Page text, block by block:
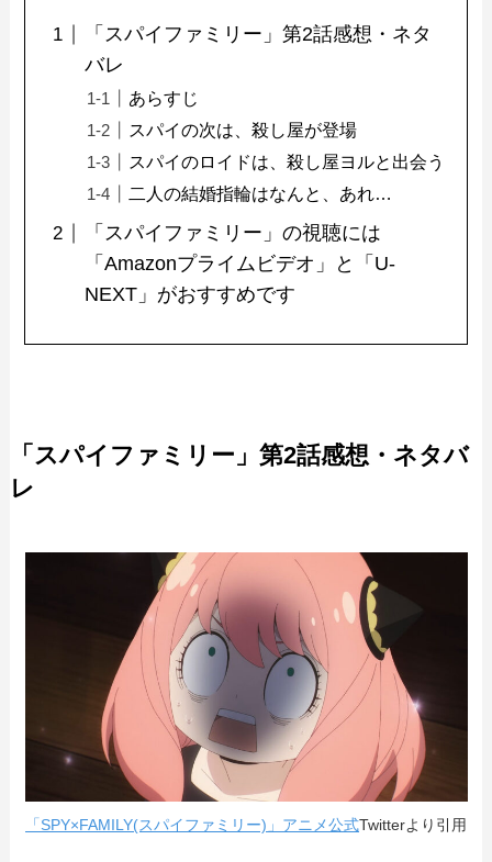
「スパイファミリー」第2話感想・ネタ
バレ
あらすじ
スパイの次は、殺し屋が登場
スパイのロイドは、殺し屋ヨルと出会う
二人の結婚指輪はなんと、あれ…
「スパイファミリー」の視聴には
「Amazonプライムビデオ」と「U-
NEXT」がおすすめです
「スパイファミリー」第2話感想・ネタバ
レ
「SPY×FAMILY(スパイファミリー)」アニメ公式Twitterより引用